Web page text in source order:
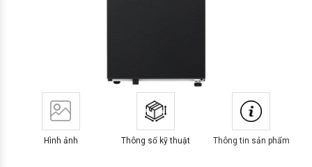
Hình ảnh Thông số kỹ thuật Thông tin sản phẩm